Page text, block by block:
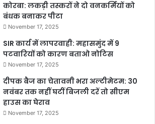
palace tour 2022
कोरबा: लकड़ी तस्करों ने दो वनकर्मियों को
बंधक बनाकर पीटा
November 17, 2025
SIR कार्य में लापरवाही: महासमुंद में 9
पटवारियों को कारण बताओ नोटिस
November 17, 2025
दीपक बैज का चेतावनी भरा अल्टीमेटम: 30
नवंबर तक नहीं घटीं बिजली दरें तो सीएम
हाउस का घेराव
November 17, 2025